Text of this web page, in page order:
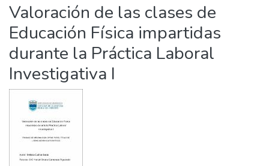
Valoración de las clases de
Educación Física impartidas
durante la Práctica Laboral
Investigativa I